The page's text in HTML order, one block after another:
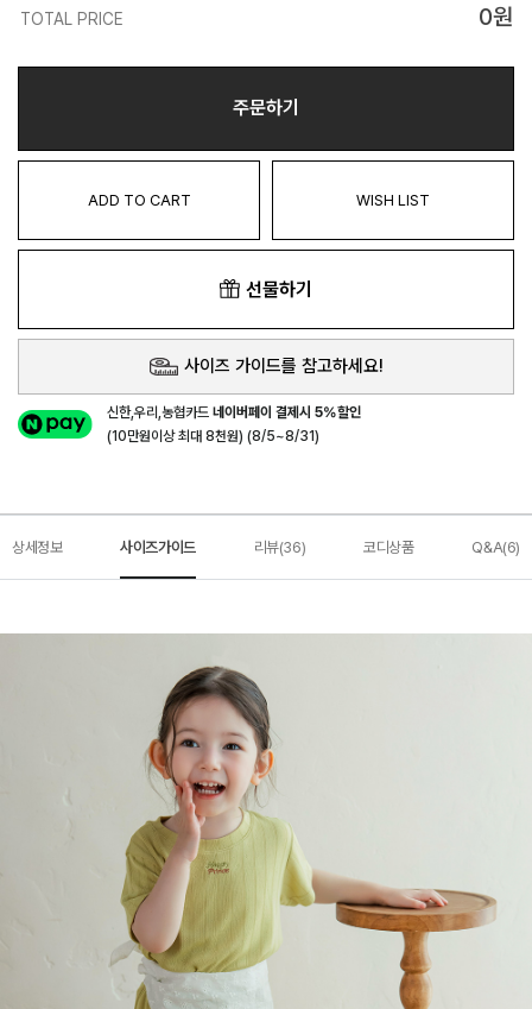
TOTAL PRICE 0원
주문하기
ADD TO CART WISH LIST
선물하기
사이즈 가이드를 참고하세요!
신한,우리,농협카드네이버페이 결제시 5%할인
(10만원이상 최대 8천원) (8/5~8/31)
상세정보 사이즈가이드 리뷰(36) 코디상품 Q&A(6)